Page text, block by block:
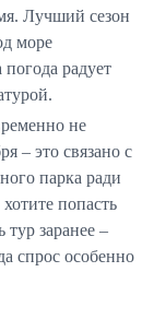
Лучший сезон
море
радует
не
– это связано с
парка ради
попасть
тур заранее –
спрос особенно